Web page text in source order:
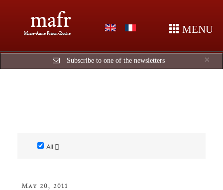
mafr
Marie-Anne Frison-Roche MENU
×
Subscribe to one of the newsletters
All []
May 20, 2011